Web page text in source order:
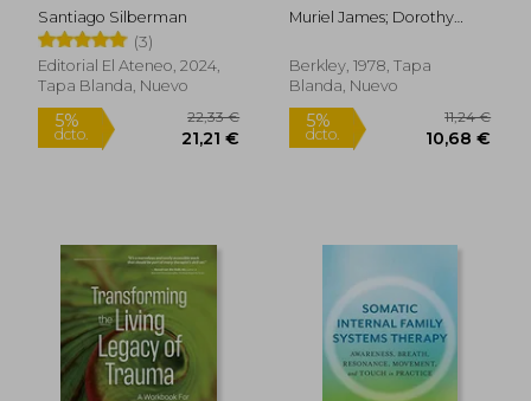
depresión, ansiedad,
ataques de pánico,
fobias y los TOC
Santiago Silberman
(3)
Editorial El Ateneo, 2024,
Tapa Blanda, Nuevo
5%
dcto.
With Gestalt
Experiments (en
Muriel James; Dorothy
Berkley, 1978, Tapa
Blanda, Nuevo
5%
dcto.